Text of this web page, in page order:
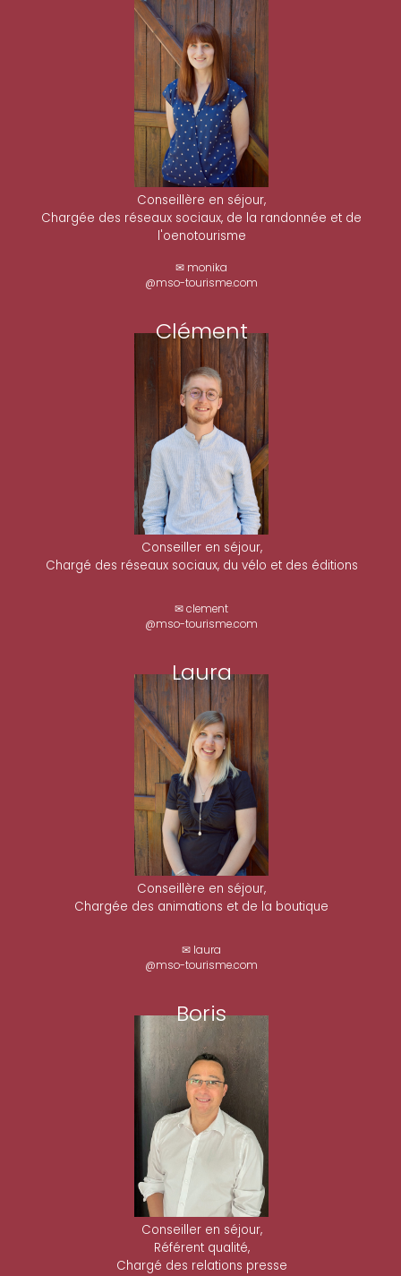
Conseillère en séjour,
Chargée des réseaux sociaux, de la randonnée et de
l'oenotourisme
✉ monika
@mso-tourisme.com
Clément
Conseiller en séjour,
Chargé des réseaux sociaux, du vélo et des éditions
✉ clement
@mso-tourisme.com
Laura
Conseillère en séjour,
Chargée des animations et de la boutique
✉ laura
@mso-tourisme.com
Boris
Conseiller en séjour,
Référent qualité,
Chargé des relations presse